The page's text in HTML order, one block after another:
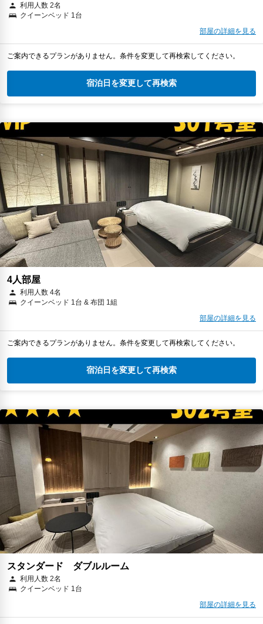
利用人数 2名
クイーンベッド 1台
部屋の詳細を見る
ご案内できるプランがありません。条件を変更して再検索してください。
宿泊日を変更して再検索
4人部屋
利用人数 4名
クイーンベッド 1台 & 布団 1組
部屋の詳細を見る
ご案内できるプランがありません。条件を変更して再検索してください。
宿泊日を変更して再検索
スタンダード ダブルルーム
利用人数 2名
クイーンベッド 1台
部屋の詳細を見る